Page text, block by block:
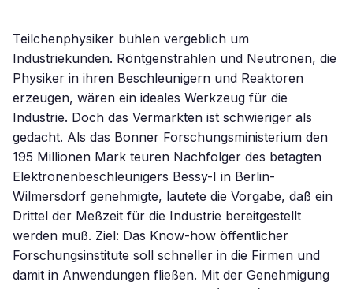
Teilchenphysiker buhlen vergeblich um
Industriekunden. Röntgenstrahlen und Neutronen, die
Physiker in ihren Beschleunigern und Reaktoren
erzeugen, wären ein ideales Werkzeug für die
Industrie. Doch das Vermarkten ist schwieriger als
gedacht. Als das Bonner Forschungsministerium den
195 Millionen Mark teuren Nachfolger des betagten
Elektronenbeschleunigers Bessy-I in Berlin-
Wilmersdorf genehmigte, lautete die Vorgabe, daß ein
Drittel der Meßzeit für die Industrie bereitgestellt
werden muß. Ziel: Das Know-how öffentlicher
Forschungsinstitute soll schneller in die Firmen und
damit in Anwendungen fließen. Mit der Genehmigung